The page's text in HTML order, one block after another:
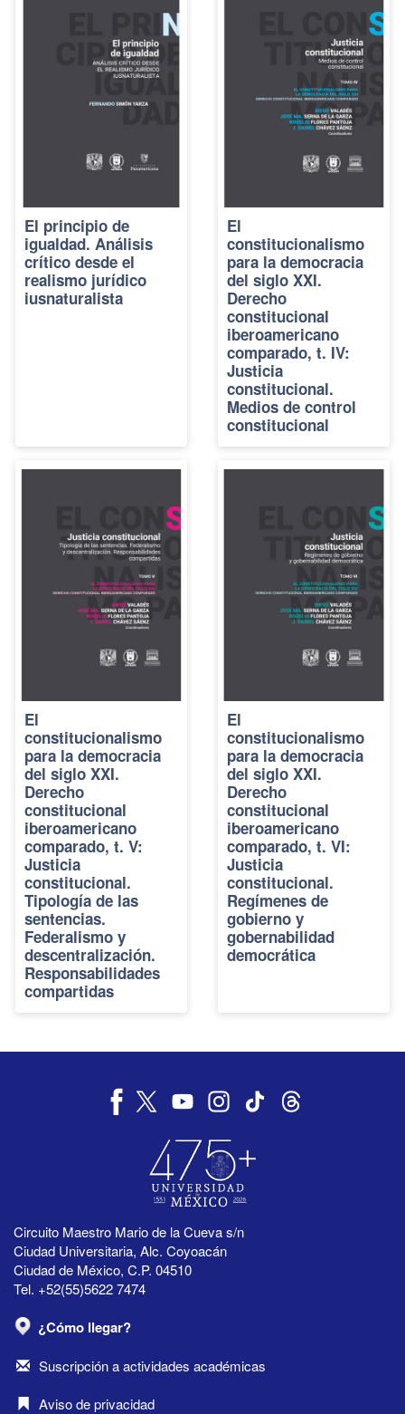
El principio de
igualdad. Análisis
crítico desde el
realismo jurídico
iusnaturalista
El
constitucionalismo
para la democracia
del siglo XXI.
Derecho
constitucional
iberoamericano
comparado, t. IV:
Justicia
constitucional.
Medios de control
constitucional
El
constitucionalismo
para la democracia
del siglo XXI.
Derecho
constitucional
iberoamericano
comparado, t. V:
Justicia
constitucional.
Tipología de las
sentencias.
Federalismo y
descentralización.
Responsabilidades
compartidas
El
constitucionalismo
para la democracia
del siglo XXI.
Derecho
constitucional
iberoamericano
comparado, t. VI:
Justicia
constitucional.
Regímenes de
gobierno y
gobernabilidad
democrática
Circuito Maestro Mario de la Cueva s/n
Ciudad Universitaria, Alc. Coyoacán
Ciudad de México, C.P. 04510
Tel. +52(55)5622 7474
¿Cómo llegar?
Suscripción a actividades académicas
Aviso de privacidad